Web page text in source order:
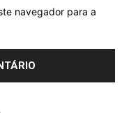
navegador para a